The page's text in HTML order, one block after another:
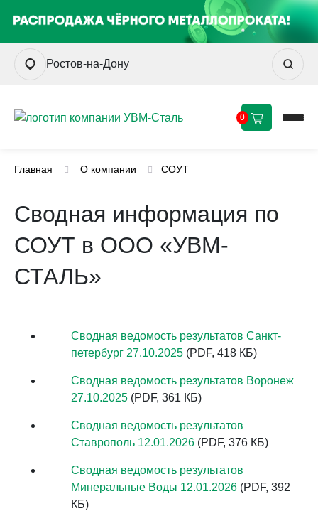
Ростов-на-Дону
0
Главная О компании СОУТ
Сводная информация по
СОУТ в ООО «УВМ-
СТАЛЬ»
Сводная ведомость результатов Санкт-
петербург 27.10.2025 (PDF, 418 КБ)
Сводная ведомость результатов Воронеж
27.10.2025 (PDF, 361 КБ)
Сводная ведомость результатов
Ставрополь 12.01.2026 (PDF, 376 КБ)
Сводная ведомость результатов
Минеральные Воды 12.01.2026 (PDF, 392
КБ)